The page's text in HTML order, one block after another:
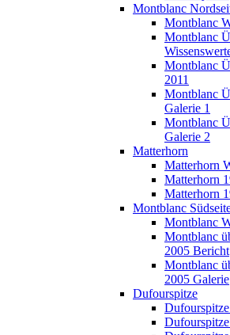
Montblanc
Montblanc
Montblanc
Montblanc
2011
Montblanc
Galerie 1
Montblanc
Galerie 2
Matterhorn
Matterhorn
Matterhorn
Matterhorn
Montblanc
Montblanc
Montblanc
2005 Bericht
Montblanc
2005 Galerie
Dufourspitze